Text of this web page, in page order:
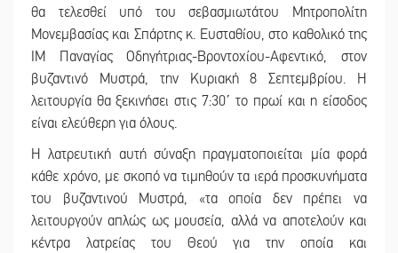
θα τελεσθεί υπό του σεβασμιωτάτου Μητροπολίτη
Μονεμβασίας και Σπάρτης κ. Ευσταθίου, στο καθολικό της
ΙΜ Παναγίας Οδηγήτριας-Βροντοχίου-Αφεντικό, στον
βυζαντινό Μυστρά, την Κυριακή 8 Σεπτεμβρίου. Η
λειτουργία θα ξεκινήσει στις 7:30΄ το πρωί και η είσοδος
είναι ελεύθερη για όλους.
Η λατρευτική αυτή σύναξη πραγματοποιείται μία φορά
κάθε χρόνο, με σκοπό να τιμηθούν τα ιερά προσκυνήματα
του βυζαντινού Μυστρά, «τα οποία δεν πρέπει να
λειτουργούν απλώς ως μουσεία, αλλά να αποτελούν και
κέντρα λατρείας του Θεού για την οποία και